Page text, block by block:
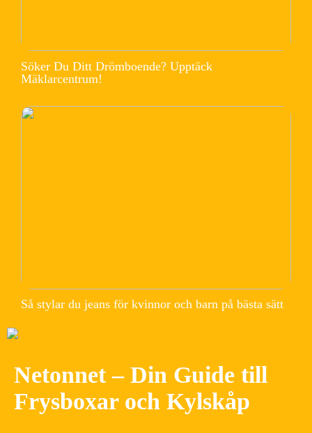
Söker Du Ditt Drömboende? Upptäck
Mäklarcentrum!
Så stylar du jeans för kvinnor och barn på bästa sätt
Netonnet – Din Guide till
Frysboxar och Kylskåp